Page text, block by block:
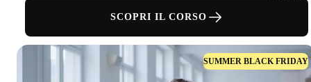
SCOPRI IL CORSO
SUMMER BLACK FRIDAY